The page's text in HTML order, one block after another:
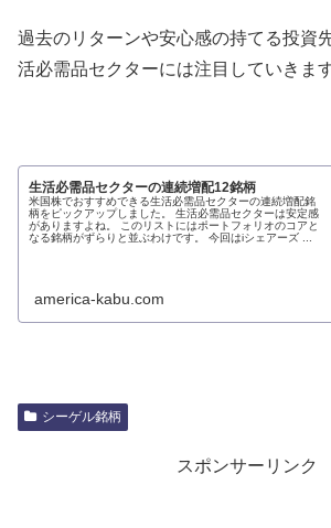
過去のリターンや安心感の持てる投資
活必需品セクターには注目していきます
生活必需品セクターの連続増配12銘柄
米国株でおすすめできる生活必需品セクターの連続増配銘
柄をピックアップしました。 生活必需品セクターは安定感
がありますよね。 このリストにはポートフォリオのコアと
なる銘柄がずらりと並ぶわけです。 今回はiシェアーズ ...
america-kabu.com
シーゲル銘柄
スポンサーリンク